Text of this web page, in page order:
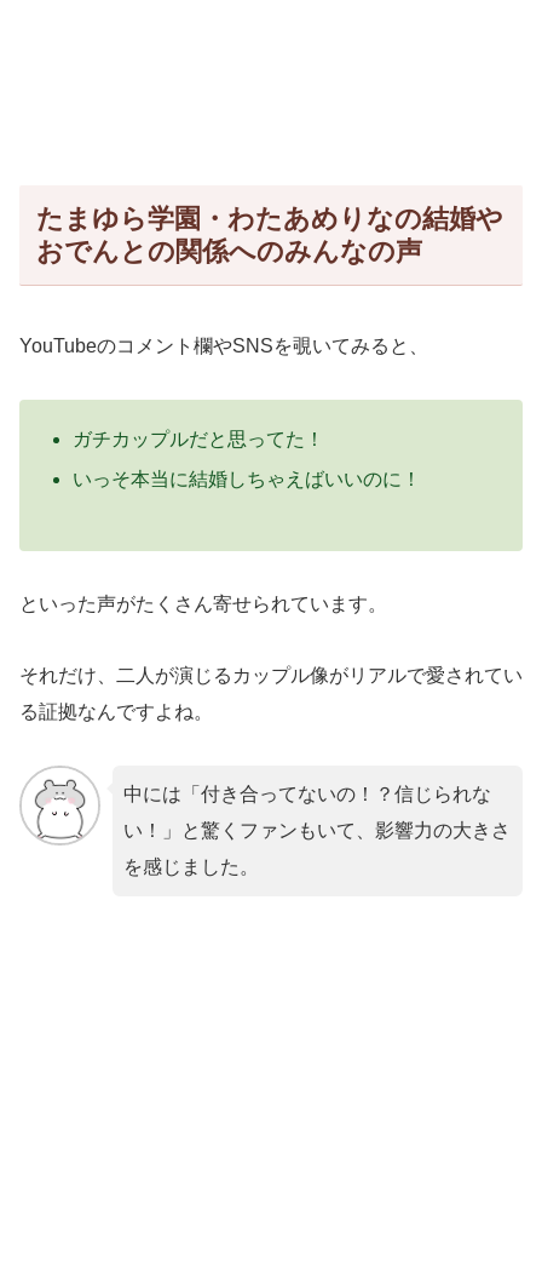
たまゆら学園・わたあめりなの結婚や
おでんとの関係へのみんなの声
YouTubeのコメント欄やSNSを覗いてみると、
ガチカップルだと思ってた！
いっそ本当に結婚しちゃえばいいのに！
といった声がたくさん寄せられています。
それだけ、二人が演じるカップル像がリアルで愛されてい
る証拠なんですよね。
中には「付き合ってないの！？信じられな
い！」と驚くファンもいて、影響力の大きさ
を感じました。